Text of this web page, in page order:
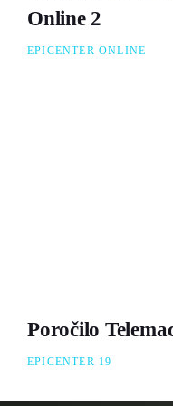
Online 2
EPICENTER ONLINE
Poročilo
EPICENTER 19